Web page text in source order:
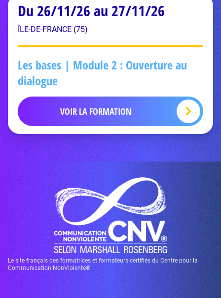
Du 26/11/26 au 27/11/26
ÎLE-DE-FRANCE (75)
Les bases | Module 2 : Ouverture au
dialogue
VOIR LA FORMATION
Le site français des formatrices et formateurs certifiés du Centre pour la
Communication NonViolente®